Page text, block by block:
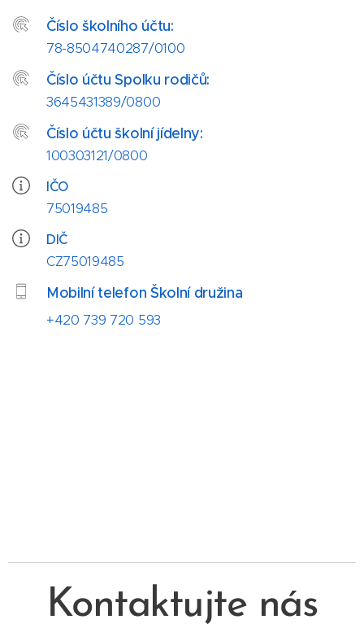
Číslo školního účtu:
78-8504740287/0100
Číslo účtu Spolku rodičů:
3645431389/0800
Číslo účtu školní jídelny:
100303121/0800
IČO
75019485
DIČ
CZ75019485
Mobilní telefon Školní družina
+420 739 720 593
Kontaktujte nás